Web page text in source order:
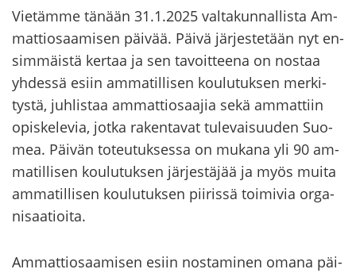
Vie­täm­me tä­nään 31.1.2025 val­ta­kun­nal­lis­ta Am­
mat­tio­saa­mi­sen päi­vää. Päivä jär­jes­te­tään nyt en­
sim­mäis­tä ker­taa ja sen ta­voit­tee­na on nos­taa
yh­des­sä esiin am­ma­til­li­sen kou­lu­tuk­sen mer­ki­
tys­tä, juh­lis­taa am­mat­tio­saa­jia sekä am­mat­tiin
opis­ke­le­via, jotka ra­ken­ta­vat tu­le­vai­suu­den Suo­
mea. Päi­vän to­teu­tuk­ses­sa on mu­ka­na yli 90 am­
ma­til­li­sen kou­lu­tuk­sen jär­jes­tä­jää ja myös muita
am­ma­til­li­sen kou­lu­tuk­sen pii­ris­sä toi­mi­via or­ga­
ni­saa­tioi­ta.
Am­mat­tio­saa­mi­sen esiin nos­ta­mi­nen omana päi­